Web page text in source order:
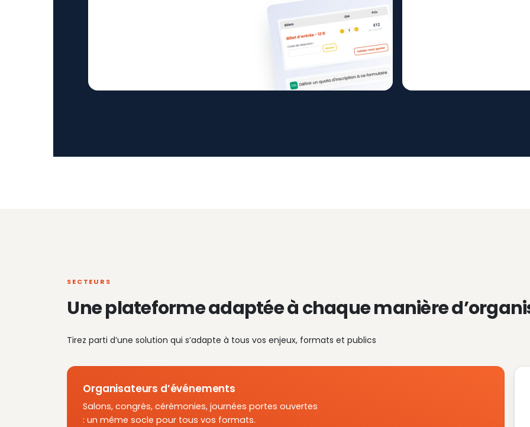
SECTEURS
Une plateforme adaptée à chaque manière
Tirez parti d’une solution qui s’adapte à tous vos enjeux, formats et publics
Organisateurs d’événements
Salons, congrès, cérémonies, journées portes ouvertes
: un même socle pour tous vos formats.